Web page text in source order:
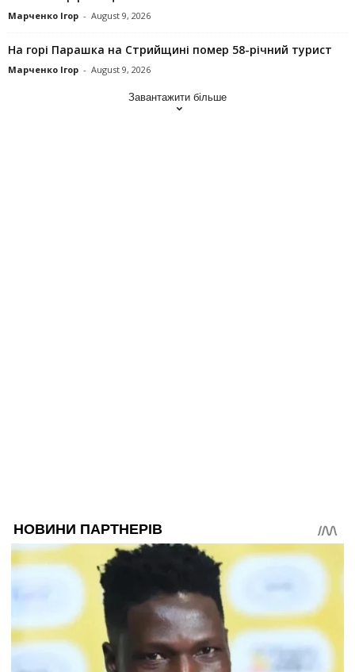
Марченко Ігор - August 9, 2026
На горі Парашка на Стрийщині помер 58-річний турист
Марченко Ігор - August 9, 2026
Завантажити більше